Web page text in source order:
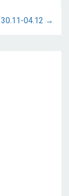
30.11-04.12 →